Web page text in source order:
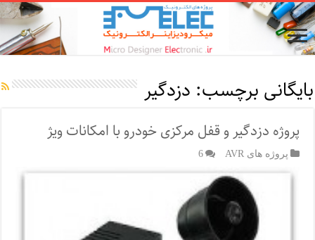
بایگانی برچسب: دزدگیر
پروژه دزدگیر و قفل مرکزی خودرو با امکانات ویژ
پروژه های AVR 6